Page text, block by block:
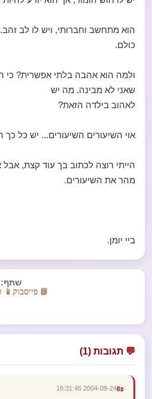
הוא מתחשב וחברותי, ויש לו לב
כולם.
ולמה הוא אהבה בלתי אפשרית? כי
שאני לא מבינה. מה יש
לאהוב בילדה הזאת?
אוי השיעורים השיעורים... יש כל
מהר את השיעורים.
ביי יומן.
שתף:
📘 פייסבוק 📱
💬 תגובות (1)
פ8 2004-08-24 16:31:46